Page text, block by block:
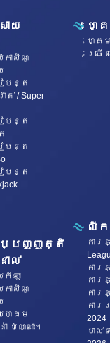
ាយ
កាស៊ីណូ
បន្ត
ាត់ / Super
បន្ត
បន្ត
បន្ត
ហ្គ
ហ្គេ
ច្រើ
បញ្ញត្តិ
ាល់
កីឡា
កាស៊ីណូ
ហ្គេម
ប៉ុណ្ណោះ។
លី
ការ
ការ
ការ
ការ
ការ
2024
បាល់